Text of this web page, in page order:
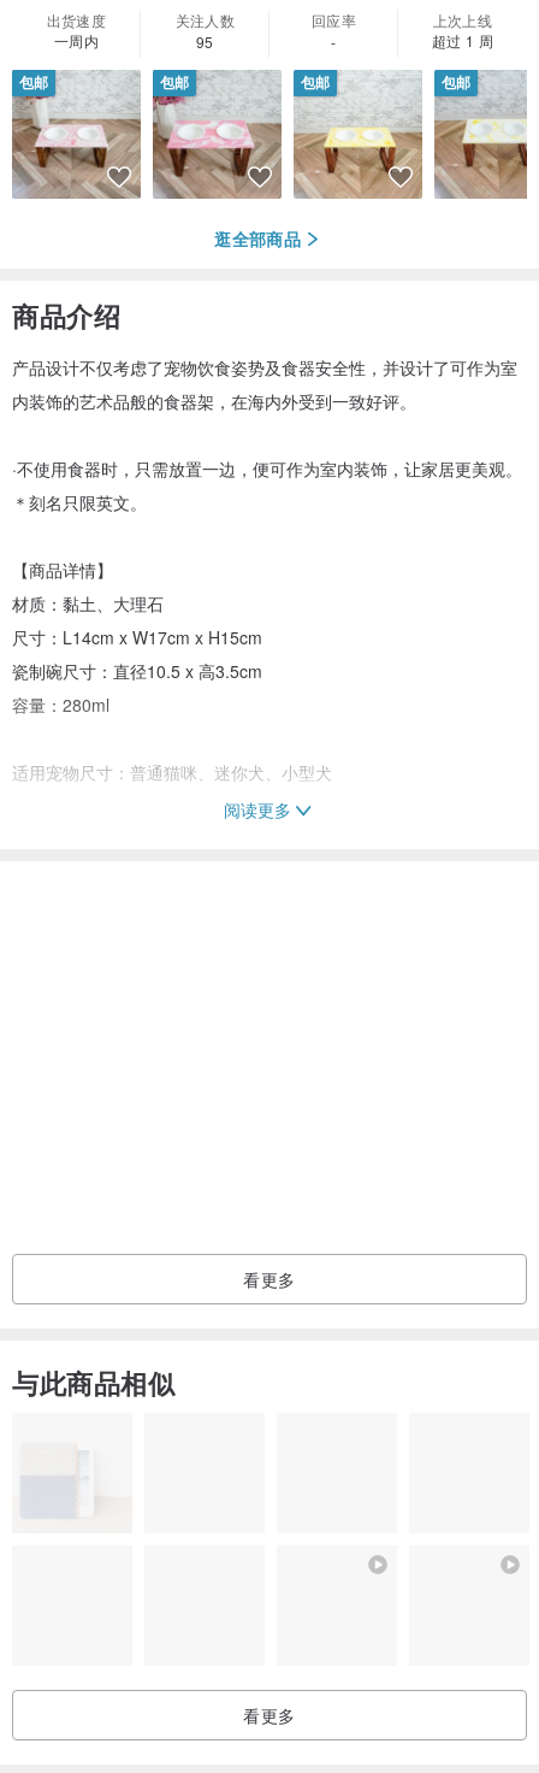
出货速度
一周内
关注人数
95
回应率
-
上次上线
超过 1 周
包邮 包邮 包邮 包邮
逛全部商品
商品介绍
产品设计不仅考虑了宠物饮食姿势及食器安全性，并设计了可作为室
内装饰的艺术品般的食器架，在海内外受到一致好评。
·不使用食器时，只需放置一边，便可作为室内装饰，让家居更美观。
＊刻名只限英文。
【商品详情】
材质：黏土、大理石
尺寸：L14cm x W17cm x H15cm
瓷制碗尺寸：直径10.5 x 高3.5cm
容量：280ml
适用宠物尺寸：普通猫咪、迷你犬、小型犬
阅读更多
看更多
与此商品相似
看更多